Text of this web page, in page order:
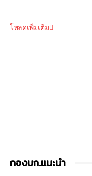
โหลดเพิ่มเติม
กองบก.แนะนำ